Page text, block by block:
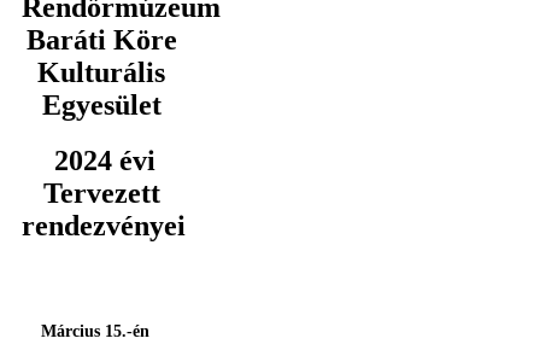
Rendőrmúzeum
Baráti Köre
Kulturális
Egyesület
2024 évi
Tervezett
rendezvényei
Március 15.-én